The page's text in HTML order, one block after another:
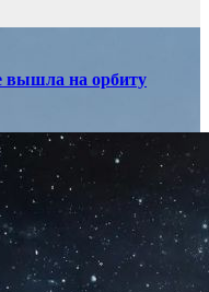
вышла на орбиту